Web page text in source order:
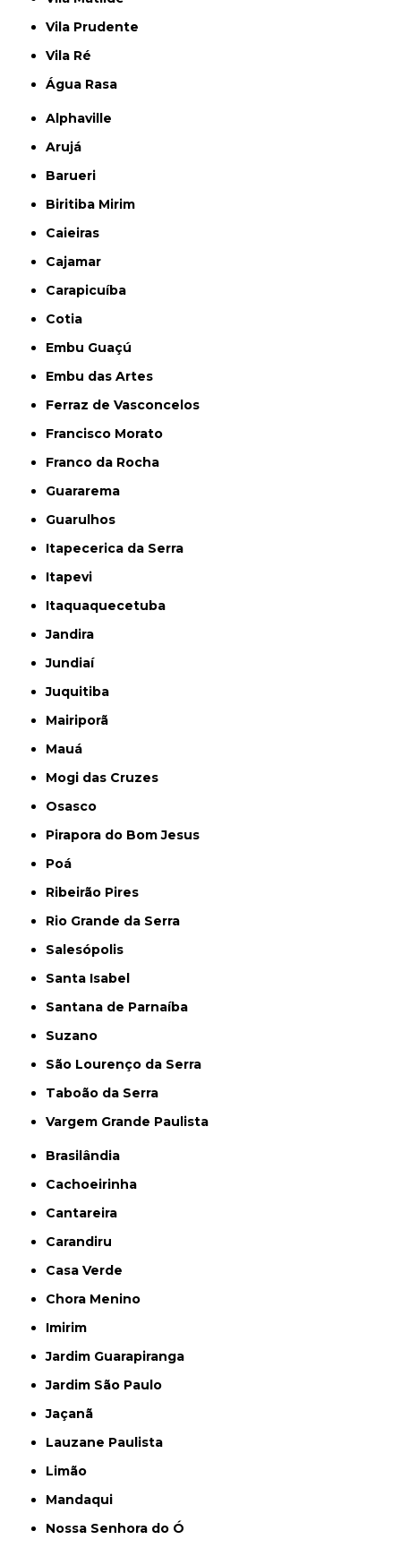
Vila Prudente
Vila Ré
Água Rasa
Alphaville
Arujá
Barueri
Biritiba Mirim
Caieiras
Cajamar
Carapicuíba
Cotia
Embu Guaçú
Embu das Artes
Ferraz de Vasconcelos
Francisco Morato
Franco da Rocha
Guararema
Guarulhos
Itapecerica da Serra
Itapevi
Itaquaquecetuba
Jandira
Jundiaí
Juquitiba
Mairiporã
Mauá
Mogi das Cruzes
Osasco
Pirapora do Bom Jesus
Poá
Ribeirão Pires
Rio Grande da Serra
Salesópolis
Santa Isabel
Santana de Parnaíba
Suzano
São Lourenço da Serra
Taboão da Serra
Vargem Grande Paulista
Brasilândia
Cachoeirinha
Cantareira
Carandiru
Casa Verde
Chora Menino
Imirim
Jardim Guarapiranga
Jardim São Paulo
Jaçanã
Lauzane Paulista
Limão
Mandaqui
Nossa Senhora do Ó